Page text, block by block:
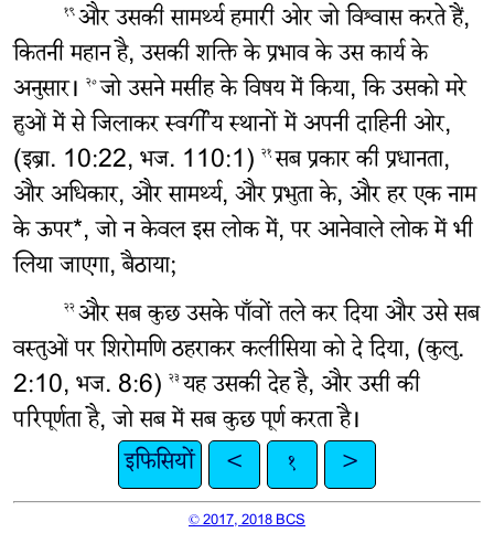
१९और उसकी सामर्थ्य हमारी ओर जो विश्वास करते हैं,
कितनी महान है, उसकी शक्ति के प्रभाव के उस कार्य के
अनुसार। २०जो उसने मसीह के विषय में किया, कि उसको मरे
हुओं में से जिलाकर स्वर्गीय स्थानों में अपनी दाहिनी ओर,
(इब्रा. 10:22, भज. 110:1) २१सब प्रकार की प्रधानता,
और अधिकार, और सामर्थ्य, और प्रभुता के, और हर एक नाम
के ऊपर*, जो न केवल इस लोक में, पर आनेवाले लोक में भी
लिया जाएगा, बैठाया;
२२और सब कुछ उसके पाँवों तले कर दिया और उसे सब
वस्तुओं पर शिरोमणि ठहराकर कलीसिया को दे दिया, (कुलु.
2:10, भज. 8:6) २३यह उसकी देह है, और उसी की
परिपूर्णता है, जो सब में सब कुछ पूर्ण करता है।
इफिसियों
< १ >
© 2017, 2018 BCS